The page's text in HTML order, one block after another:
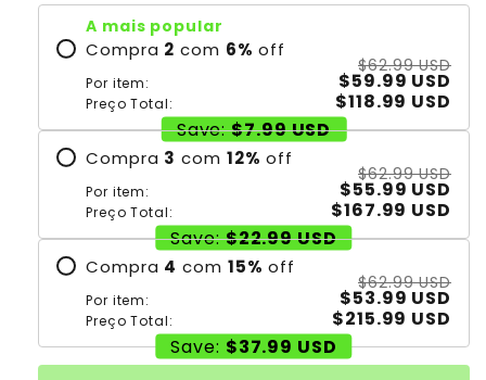
A mais popular
Compra 2 com 6% off
Por item:
$62.99 USD
$59.99 USD
Preço Total:
$118.99 USD
Save: $7.99 USD
Compra 3 com 12% off
Por item:
$62.99 USD
$55.99 USD
Preço Total:
$167.99 USD
Save: $22.99 USD
Compra 4 com 15% off
Por item:
$62.99 USD
$53.99 USD
Preço Total:
$215.99 USD
Save: $37.99 USD